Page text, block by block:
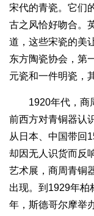
宋代的青瓷。它们
古之风恰好吻合。
道，这些宋瓷的美
东方陶瓷协会，第
元瓷和一件明瓷，
1920年代，商周
前西方对青铜器认
从日本、中国带回
却因无人识货而反
艺术展，商周青铜
出现。到1929年柏
年，斯德哥尔摩举